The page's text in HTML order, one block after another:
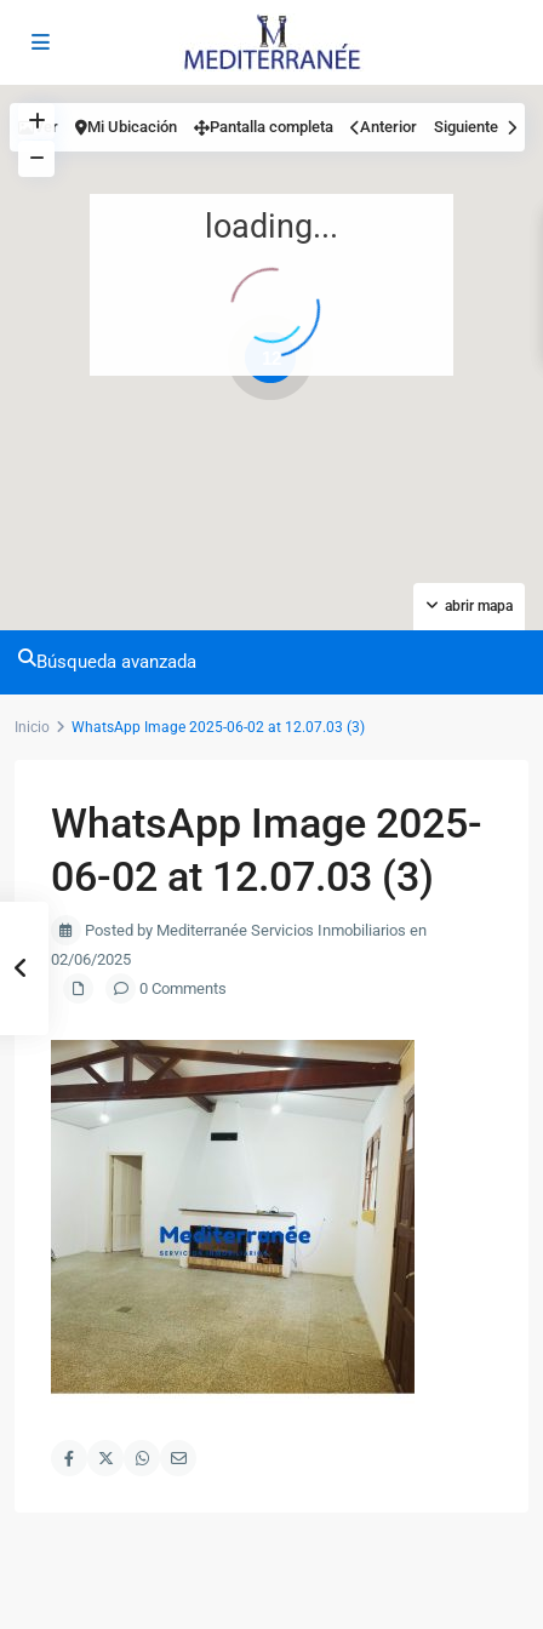
12
loading...
abrir mapa
Ver Mi Ubicación Pantalla completa Anterior Siguiente
Búsqueda avanzada
Inicio WhatsApp Image 2025-06-02 at 12.07.03 (3)
WhatsApp Image 2025-
06-02 at 12.07.03 (3)
Posted by Mediterranée Servicios Inmobiliarios en
02/06/2025
0 Comments